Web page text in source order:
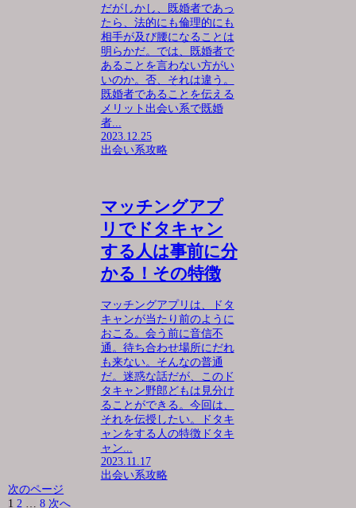
だがしかし、既婚者であっ
たら、法的にも倫理的にも
相手が及び腰になることは
明らかだ。では、既婚者で
あることを言わない方がい
いのか。否、それは違う。
既婚者であることを伝える
メリット出会い系で既婚
者...
2023.12.25
出会い系攻略
マッチングアプ
リでドタキャン
する人は事前に分
かる！その特徴
マッチングアプリは、ドタ
キャンが当たり前のように
おこる。会う前に音信不
通。待ち合わせ場所にだれ
も来ない。そんなの普通
だ。迷惑な話だが、このド
タキャン野郎どもは見分け
ることができる。今回は、
それを伝授したい。ドタキ
ャンをする人の特徴ドタキ
ャン...
2023.11.17
出会い系攻略
次のページ
1 2 … 8 次へ